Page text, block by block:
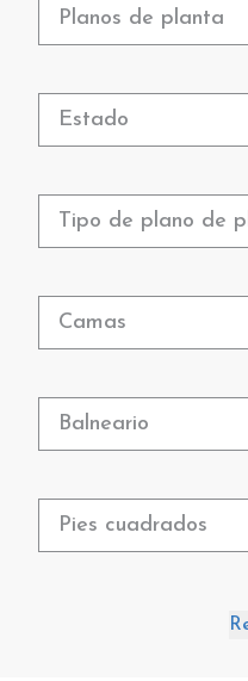
Planos de planta
Estado
Tipo de plano de
Camas
Balneario
Pies cuadrados